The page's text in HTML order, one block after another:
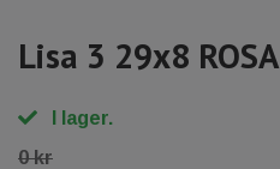
Lisa 3 29x8 ROSA
I lager.
0 kr